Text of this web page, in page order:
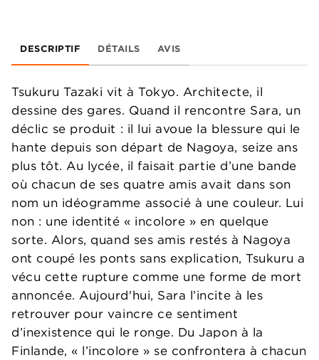
DESCRIPTIF DÉTAILS AVIS
Tsukuru Tazaki vit à Tokyo. Architecte, il
dessine des gares. Quand il rencontre Sara, un
déclic se produit : il lui avoue la blessure qui le
hante depuis son départ de Nagoya, seize ans
plus tôt. Au lycée, il faisait partie d’une bande
où chacun de ses quatre amis avait dans son
nom un idéogramme associé à une couleur. Lui
non : une identité « incolore » en quelque
sorte. Alors, quand ses amis restés à Nagoya
ont coupé les ponts sans explication, Tsukuru a
vécu cette rupture comme une forme de mort
annoncée. Aujourd'hui, Sara l’incite à les
retrouver pour vaincre ce sentiment
d’inexistence qui le ronge. Du Japon à la
Finlande, « l’incolore » se confrontera à chacun